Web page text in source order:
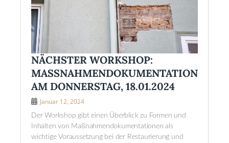
NÄCHSTER WORKSHOP:
MASSNAHMENDOKUMENTATION A
M DONNERSTAG, 18.01.2024
Januar 12, 2024
Der Workshop gibt einen Überblick zu Formen und
Inhalten von Maßnahmendokumentationen als
wichtige Voraussetzung bei der Restaurierung und